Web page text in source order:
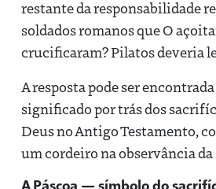
restante da responsabilidade
soldados romanos que O
crucificaram? Pilatos deveria
A resposta pode ser
significado por trás dos
Deus no Antigo Testamento,
um cordeiro na observância da
A Páscoa — símbolo do